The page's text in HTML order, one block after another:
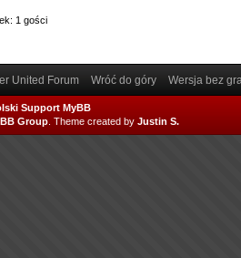
1 gości
United Forum Wróć do góry Wersja bez
Support MyBB
Group Theme created by Justin S.